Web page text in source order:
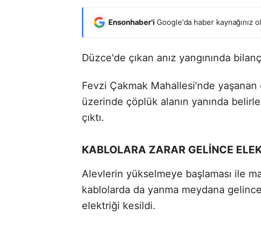
Ensonhaber'i Google'da haber kaynağınız
Düzce'de çıkan anız yangınında
Fevzi Çakmak Mahallesi’nde
üzerinde çöplük alanın yanında
çıktı.
KABLOLARA ZARAR GELİNCE
Alevlerin yükselmeye başlaması ile
kablolarda da yanma meydana
elektriği kesildi.